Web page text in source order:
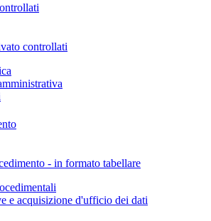
controllati
- in formato tabellare
e acquisizione d'ufficio dei dati